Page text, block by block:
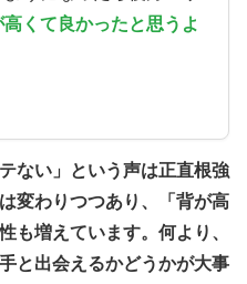
高くて良かったと思うよ
ない」という声は正直根強
変わりつつあり、「背が高
も増えています。何より、
と出会えるかどうかが大事